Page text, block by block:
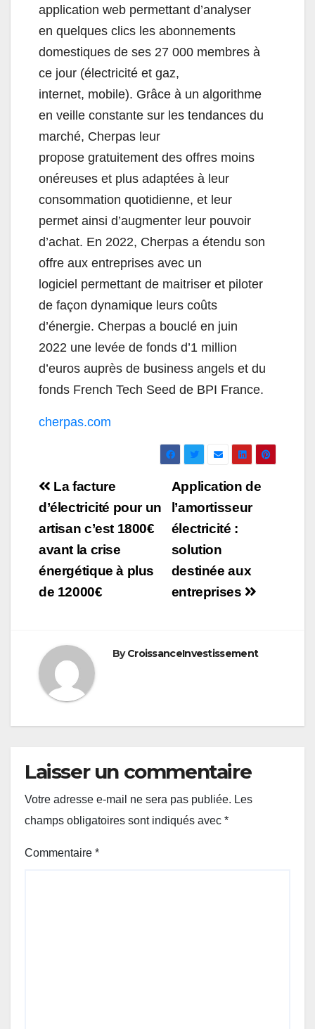
application web permettant d’analyser
en quelques clics les abonnements
domestiques de ses 27 000 membres à
ce jour (électricité et gaz,
internet, mobile). Grâce à un algorithme
en veille constante sur les tendances du
marché, Cherpas leur
propose gratuitement des offres moins
onéreuses et plus adaptées à leur
consommation quotidienne, et leur
permet ainsi d’augmenter leur pouvoir
d’achat. En 2022, Cherpas a étendu son
offre aux entreprises avec un
logiciel permettant de maitriser et piloter
de façon dynamique leurs coûts
d’énergie. Cherpas a bouclé en juin
2022 une levée de fonds d’1 million
d’euros auprès de business angels et du
fonds French Tech Seed de BPI France.
cherpas.com
Navigation
de
l’article
Application de
l’amortisseur
électricité :
solution
destinée aux
entreprises
La facture
d’électricité pour un
artisan c’est 1800€
avant la crise
énergétique à plus
de 12000€
ByCroissanceInvestissement
Laisser un commentaire
Votre adresse e-mail ne sera pas publiée. Les
champs obligatoires sont indiqués avec *
Commentaire *